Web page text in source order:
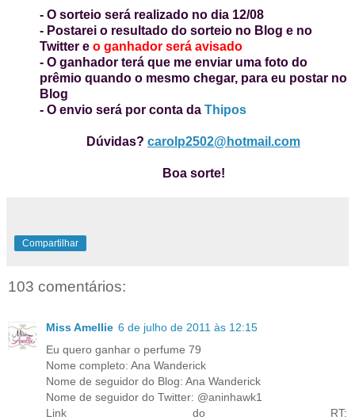
- O sorteio será realizado no dia 12/08
- Postarei o resultado do sorteio no Blog e no
Twitter e o ganhador será avisado
- O ganhador terá que me enviar uma foto do
prêmio quando o mesmo chegar, para eu postar no
Blog
- O envio será por conta da Thipos
Dúvidas? carolp2502@hotmail.com
Boa sorte!
Compartilhar
103 comentários:
Miss Amellie 6 de julho de 2011 às 12:15
Eu quero ganhar o perfume 79
Nome completo: Ana Wanderick
Nome de seguidor do Blog: Ana Wanderick
Nome de seguidor do Twitter: @aninhawk1
Link do RT: